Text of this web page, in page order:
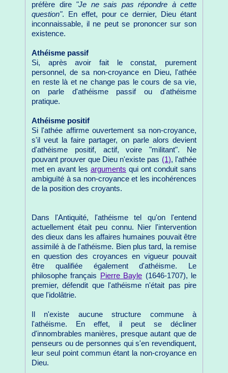
préfère dire "Je ne sais pas répondre à cette
question". En effet, pour ce dernier, Dieu étant
inconnaissable, il ne peut se prononcer sur son
existence.
Athéisme passif
Si, après avoir fait le constat, purement
personnel, de sa non-croyance en Dieu, l'athée
en reste là et ne change pas le cours de sa vie,
on parle d'athéisme passif ou d'athéisme
pratique.
Athéisme positif
Si l'athée affirme ouvertement sa non-croyance,
s'il veut la faire partager, on parle alors devient
d'athéisme positif, actif, voire "militant". Ne
pouvant prouver que Dieu n'existe pas (1), l'athée
met en avant les arguments qui ont conduit sans
ambiguïté à sa non-croyance et les incohérences
de la position des croyants.
Dans l'Antiquité, l'athéisme tel qu'on l'entend
actuellement était peu connu. Nier l'intervention
des dieux dans les affaires humaines pouvait être
assimilé à de l'athéisme. Bien plus tard, la remise
en question des croyances en vigueur pouvait
être qualifiée également d'athéisme. Le
philosophe français
Pierre Bayle (1646-1707), le
premier, défendit que l'athéisme n'était pas pire
que l'idolâtrie.
Il n'existe aucune structure commune à
l'athéisme. En effet, il peut se décliner
d'innombrables manières, presque autant que de
penseurs ou de personnes qui s'en revendiquent,
leur seul point commun étant la non-croyance en
Dieu.